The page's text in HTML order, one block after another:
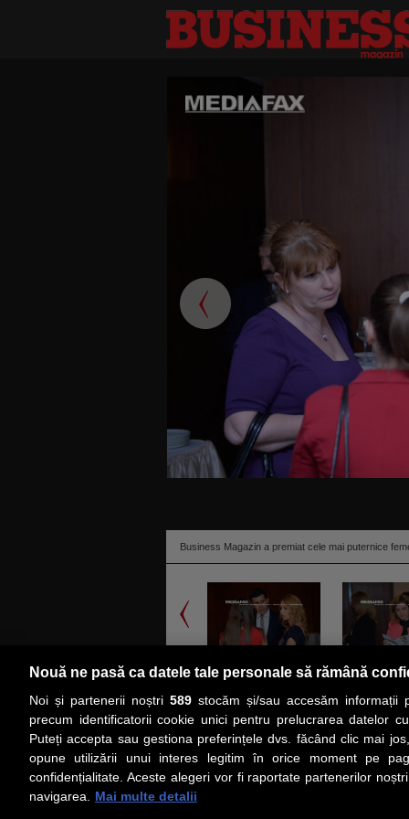
Business Magazin a premiat cele mai puternice
Revista Business Magazin a premiat, miercuri
dintre cele mai de marcă reprezentante ale
PRIMA PAGINĂ
Social
Nouă ne pasă ca datele tale personale să rămână
Noi și partenerii noștri 589stocăm și/sau accesăm informații
precum identificatorii cookie unici pentru prelucrarea datelor
Puteți accepta sau gestiona preferințele dvs. făcând clic mai
opune utilizării unui interes legitim în orice moment pe
confidențialitate. Aceste alegeri vor fi raportate partenerilor
navigarea.
Mai multe detalii